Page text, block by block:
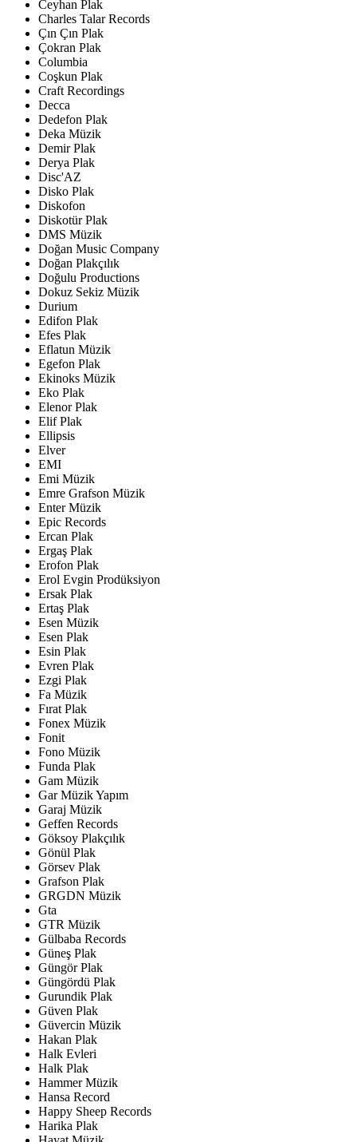
Ceyhan Plak
Charles Talar Records
Çın Çın Plak
Çokran Plak
Columbia
Coşkun Plak
Craft Recordings
Decca
Dedefon Plak
Deka Müzik
Demir Plak
Derya Plak
Disc'AZ
Disko Plak
Diskofon
Diskotür Plak
DMS Müzik
Doğan Music Company
Doğan Plakçılık
Doğulu Productions
Dokuz Sekiz Müzik
Durium
Edifon Plak
Efes Plak
Eflatun Müzik
Egefon Plak
Ekinoks Müzik
Eko Plak
Elenor Plak
Elif Plak
Ellipsis
Elver
EMI
Emi Müzik
Emre Grafson Müzik
Enter Müzik
Epic Records
Ercan Plak
Ergaş Plak
Erofon Plak
Erol Evgin Prodüksiyon
Ersak Plak
Ertaş Plak
Esen Müzik
Esen Plak
Esin Plak
Evren Plak
Ezgi Plak
Fa Müzik
Fırat Plak
Fonex Müzik
Fonit
Fono Müzik
Funda Plak
Gam Müzik
Gar Müzik Yapım
Garaj Müzik
Geffen Records
Göksoy Plakçılık
Gönül Plak
Görsev Plak
Grafson Plak
GRGDN Müzik
Gta
GTR Müzik
Gülbaba Records
Güneş Plak
Güngör Plak
Güngördü Plak
Gurundik Plak
Güven Plak
Güvercin Müzik
Hakan Plak
Halk Evleri
Halk Plak
Hammer Müzik
Hansa Record
Happy Sheep Records
Harika Plak